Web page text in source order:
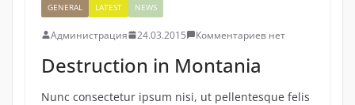
GENERAL LATEST NEWS
Администрация 24.03.2015 Комментариев нет
Destruction in Montania
Nunc consectetur ipsum nisi, ut pellentesque felis